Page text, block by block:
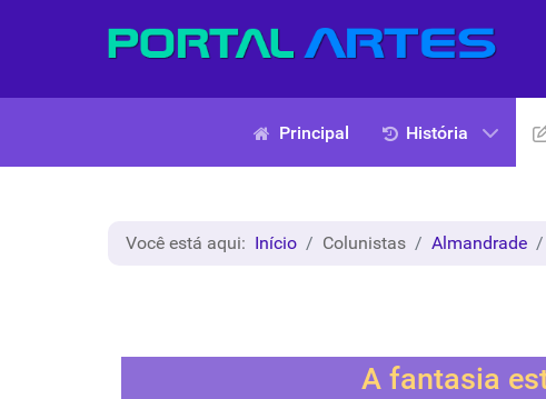
Principal História
Você está aqui: Início Colunistas Almandrade
A fantasia